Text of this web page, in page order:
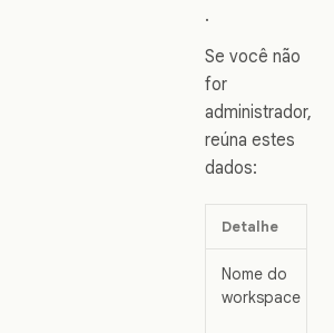
.
Se você não
for
administrador,
reúna estes
dados:
Detalhe
Nome do
workspace